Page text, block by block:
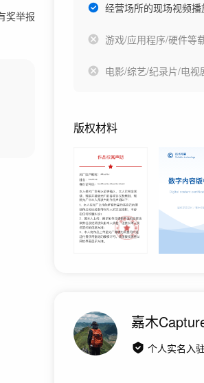
奖举报
经营场所的现场视频播
游戏/应用程序/硬件等
电影/综艺/纪录片/电视
版权材料
嘉木
个人实名入